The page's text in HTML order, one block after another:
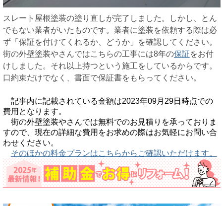
スレート屋根塗装の塗り直しが完了しました。しかし、とん
でもない業者がいたものです。業者に塗装を依頼する際は必
ず「保証を付けてくれるか、どうか」を確認してください。
街の外壁塗装やさんではこちらの工事には8年の保証をお付
けしました。それ以上持つという施工をしているからです。
口約束だけでなく、書面で保証書をもらってください。
記事内に記載されている金額は2023年09月29日時点での
費用となります。
街の外壁塗装やさんでは無料でのお見積りを承っておりま
すので、現在の詳細な費用をお求めの際はお気軽にお問い合
わせください。
そのほかの料金プランはこちらからご確認いただけます。